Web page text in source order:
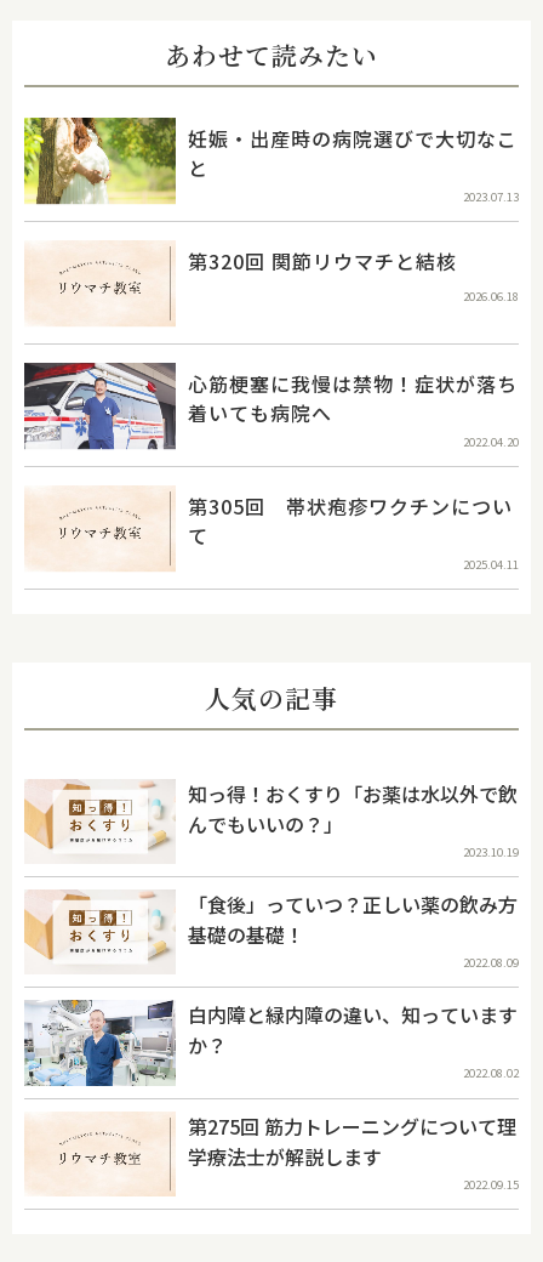
あわせて読みたい
妊娠・出産時の病院選びで大切なこ
と
2023.07.13
第320回 関節リウマチと結核
2026.06.18
心筋梗塞に我慢は禁物！症状が落ち
着いても病院へ
2022.04.20
第305回 帯状疱疹ワクチンについ
て
2025.04.11
人気の記事
知っ得！おくすり「お薬は水以外で飲
んでもいいの？」
2023.10.19
「食後」っていつ？正しい薬の飲み方
基礎の基礎！
2022.08.09
白内障と緑内障の違い、知っています
か？
2022.08.02
第275回 筋力トレーニングについて理
学療法士が解説します
2022.09.15